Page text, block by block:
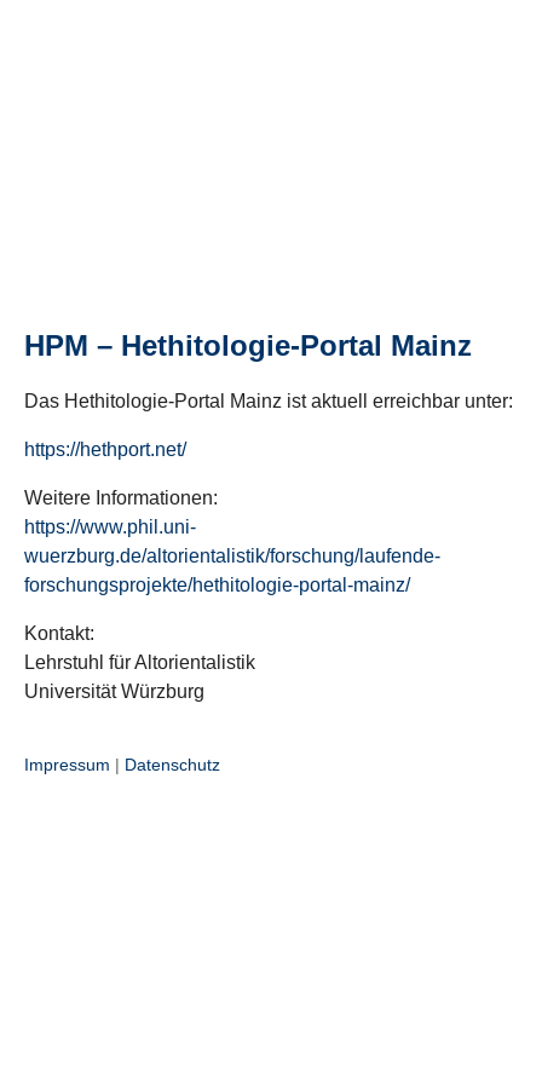
HPM – Hethitologie-Portal Mainz
Das Hethitologie-Portal Mainz ist aktuell erreichbar unter:
https://hethport.net/
Weitere Informationen:
https://www.phil.uni-
wuerzburg.de/altorientalistik/forschung/laufende-
forschungsprojekte/hethitologie-portal-mainz/
Kontakt:
Lehrstuhl für Altorientalistik
Universität Würzburg
Impressum | Datenschutz